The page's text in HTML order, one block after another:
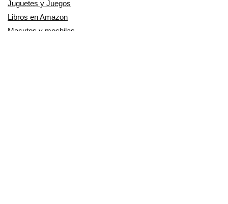
Juguetes y Juegos
Libros en Amazon
Macutos y mochilas